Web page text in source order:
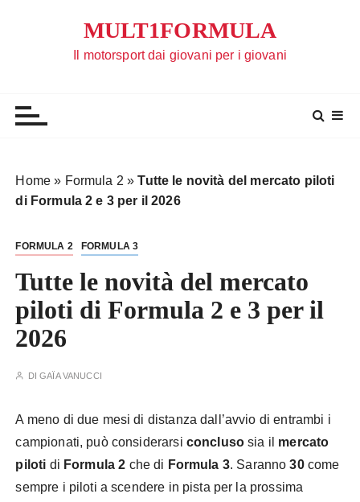
MULT1FORMULA
Il motorsport dai giovani per i giovani
Home » Formula 2 »Tutte le novità del mercato piloti
di Formula 2 e 3 per il 2026
FORMULA 2 FORMULA 3
Tutte le novità del mercato
piloti di Formula 2 e 3 per il
2026
DIGAÏA VANUCCI
A meno di due mesi di distanza dall’avvio di entrambi i
campionati, può considerarsi concluso sia il mercato
piloti di Formula 2 che di Formula 3. Saranno30come
sempre i piloti a scendere in pista per la prossima